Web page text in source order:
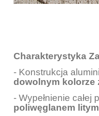
Charakterystyka
- Konstrukcja
dowolnym kolorze
- Wypełnienie całej
poliwęglanem